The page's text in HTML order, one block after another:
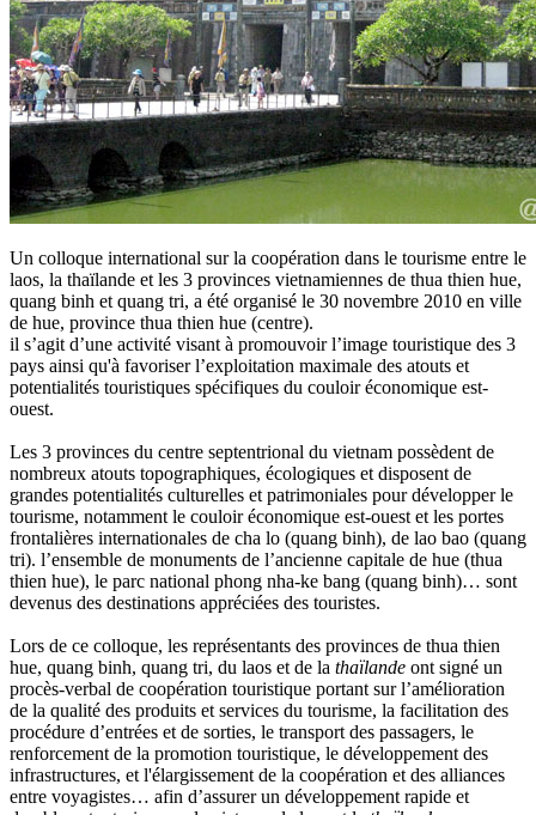
Un colloque international sur la coopération dans le tourisme entre le
laos, la thaïlande et les 3 provinces vietnamiennes de thua thien hue,
quang binh et quang tri, a été organisé le 30 novembre 2010 en ville
de hue, province thua thien hue (centre).
il s’agit d’une activité visant à promouvoir l’image touristique des 3
pays ainsi qu'à favoriser l’exploitation maximale des atouts et
potentialités touristiques spécifiques du couloir économique est-
ouest.
Les 3 provinces du centre septentrional du vietnam possèdent de
nombreux atouts topographiques, écologiques et disposent de
grandes potentialités culturelles et patrimoniales pour développer le
tourisme, notamment le couloir économique est-ouest et les portes
frontalières internationales de cha lo (quang binh), de lao bao (quang
tri). l’ensemble de monuments de l’ancienne capitale de hue (thua
thien hue), le parc national phong nha-ke bang (quang binh)… sont
devenus des destinations appréciées des touristes.
Lors de ce colloque, les représentants des provinces de thua thien
hue, quang binh, quang tri, du laos et de la thaïlande ont signé un
procès-verbal de coopération touristique portant sur l’amélioration
de la qualité des produits et services du tourisme, la facilitation des
procédure d’entrées et de sorties, le transport des passagers, le
renforcement de la promotion touristique, le développement des
infrastructures, et l'élargissement de la coopération et des alliances
entre voyagistes… afin d’assurer un développement rapide et